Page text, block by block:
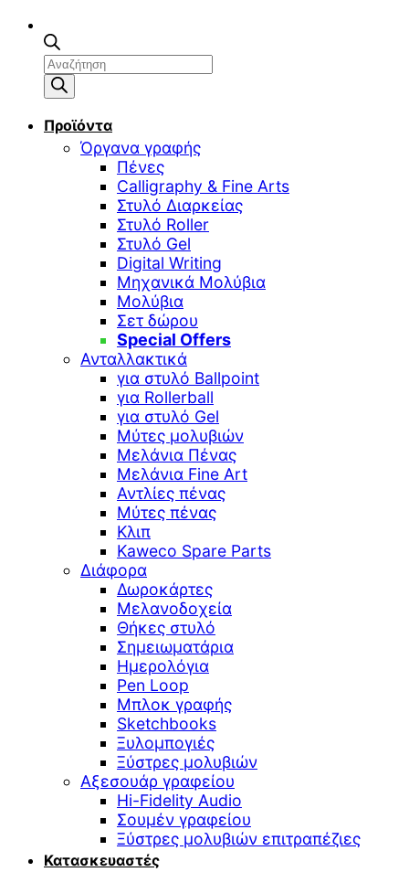
Αναζήτηση
προϊόντων
Προϊόντα
Όργανα γραφής
Πένες
Calligraphy & Fine Arts
Στυλό Διαρκείας
Στυλό Roller
Στυλό Gel
Digital Writing
Μηχανικά Μολύβια
Μολύβια
Σετ δώρου
Special Offers
Ανταλλακτικά
για στυλό Ballpoint
για Rollerball
για στυλό Gel
Μύτες μολυβιών
Μελάνια Πένας
Μελάνια Fine Art
Αντλίες πένας
Μύτες πένας
Κλιπ
Kaweco Spare Parts
Διάφορα
Δωροκάρτες
Μελανοδοχεία
Θήκες στυλό
Σημειωματάρια
Ημερολόγια
Pen Loop
Μπλοκ γραφής
Sketchbooks
Ξυλομπογιές
Ξύστρες μολυβιών
Αξεσουάρ γραφείου
Hi-Fidelity Audio
Σουμέν γραφείου
Ξύστρες μολυβιών επιτραπέζιες
Κατασκευαστές